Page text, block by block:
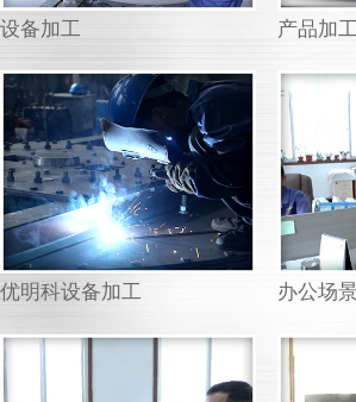
设备加工 产品加工
优明科设备加工 办公场